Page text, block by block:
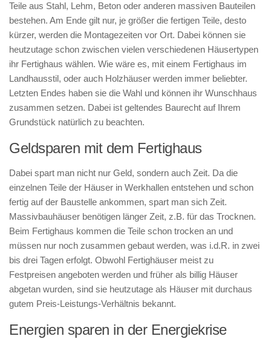
Teile aus Stahl, Lehm, Beton oder anderen massiven Bauteilen
bestehen. Am Ende gilt nur, je größer die fertigen Teile, desto
kürzer, werden die Montagezeiten vor Ort. Dabei können sie
heutzutage schon zwischen vielen verschiedenen Häusertypen
ihr Fertighaus wählen. Wie wäre es, mit einem Fertighaus im
Landhausstil, oder auch Holzhäuser werden immer beliebter.
Letzten Endes haben sie die Wahl und können ihr Wunschhaus
zusammen setzen. Dabei ist geltendes Baurecht auf Ihrem
Grundstück natürlich zu beachten.
Geldsparen mit dem Fertighaus
Dabei spart man nicht nur Geld, sondern auch Zeit. Da die
einzelnen Teile der Häuser in Werkhallen entstehen und schon
fertig auf der Baustelle ankommen, spart man sich Zeit.
Massivbauhäuser benötigen länger Zeit, z.B. für das Trocknen.
Beim Fertighaus kommen die Teile schon trocken an und
müssen nur noch zusammen gebaut werden, was i.d.R. in zwei
bis drei Tagen erfolgt. Obwohl Fertighäuser meist zu
Festpreisen angeboten werden und früher als billig Häuser
abgetan wurden, sind sie heutzutage als Häuser mit durchaus
gutem Preis-Leistungs-Verhältnis bekannt.
Energien sparen in der Energiekrise